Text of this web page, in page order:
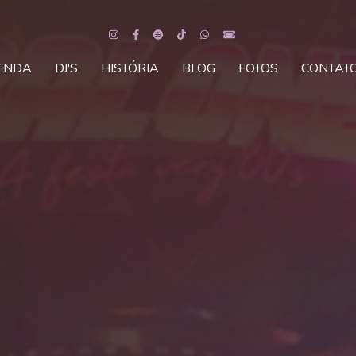
DJ'S HISTÓRIA BLOG FOTOS